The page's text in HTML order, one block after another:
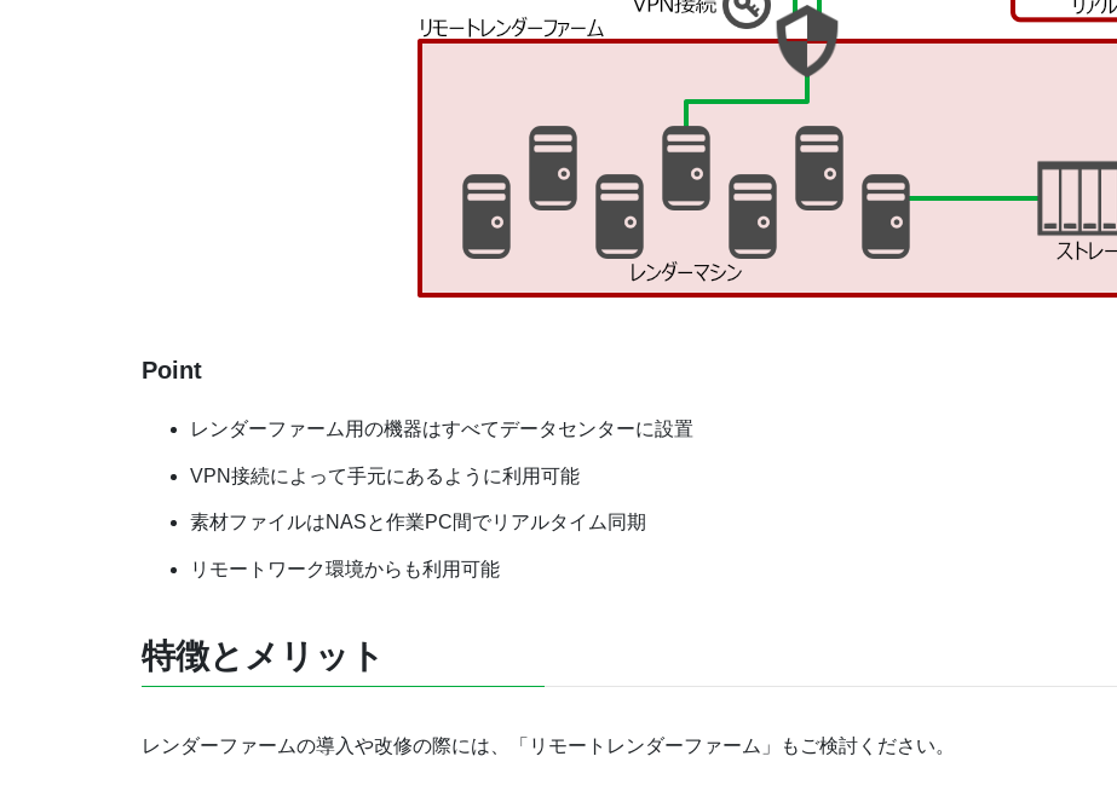
Point
レンダーファーム用の機器はすべてデータセンターに設置
VPN接続によって手元にあるように利用可能
素材ファイルはNASと作業PC間でリアルタイム同期
リモートワーク環境からも利用可能
特徴とメリット
レンダーファームの導入や改修の際には、「リモートレンダーファーム」もご検討ください。